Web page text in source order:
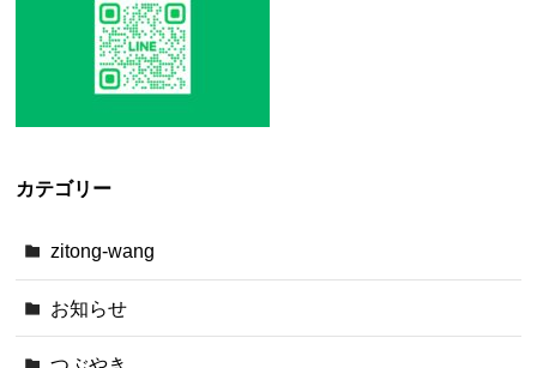
カテゴリー
zitong-wang
お知らせ